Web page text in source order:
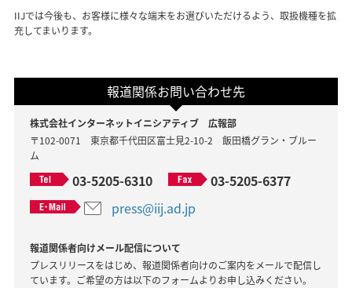
IIJでは今後も、お客様に様々な端末をお選びいただけるよう、取扱機種を拡
充してまいります。
報道関係お問い合わせ先
株式会社インターネットイニシアティブ 広報部
〒102-0071 東京都千代田区富士見2-10-2 飯田橋グラン・ブルー
ム
03-5205-6310
03-5205-6377
press@iij.ad.jp
報道関係者向けメール配信について
プレスリリースをはじめ、報道関係者向けのご案内をメールで配信し
ています。ご希望の方は以下のフォームよりお申し込みください。